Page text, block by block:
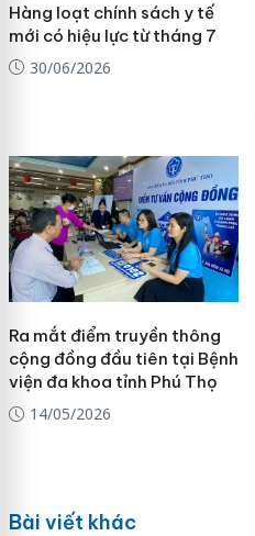
Hàng loạt chính sách y tế
mới có hiệu lực từ tháng 7
30/06/2026
Ra mắt điểm truyền thông
cộng đồng đầu tiên tại Bệnh
viện đa khoa tỉnh Phú Thọ
14/05/2026
Bài viết khác